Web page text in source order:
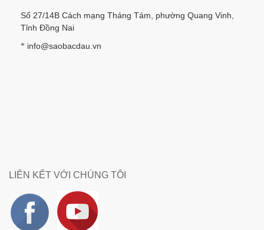
Số 27/14B Cách mạng Tháng Tám, phường Quang Vinh,
Tỉnh Đồng Nai
* info@saobacdau.vn
LIÊN KẾT VỚI CHÚNG TÔI